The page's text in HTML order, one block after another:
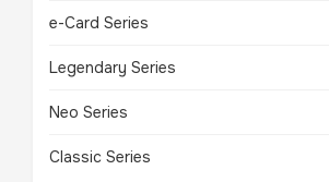
e-Card Series
Legendary Series
Neo Series
Classic Series